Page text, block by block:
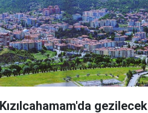
gezilecek